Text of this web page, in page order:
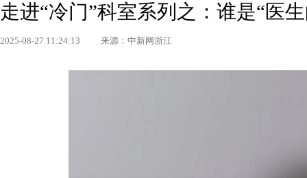
走进“冷门”科室系列之：谁是“医
2025-08-27 11:24:13 来源：中新网浙江